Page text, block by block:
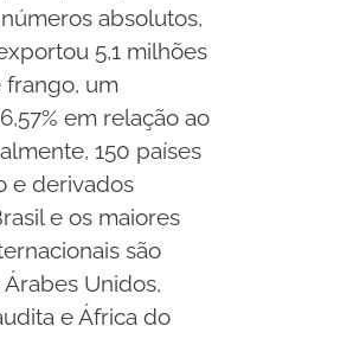
absolutos,
5,1 milhões
frango, um
em relação ao
150 países
e derivados
e os maiores
são
Unidos,
e África do